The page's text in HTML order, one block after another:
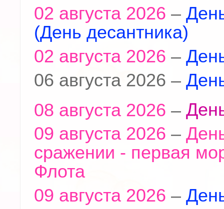
02 августа 2026 –
(День десантника)
02 августа 2026 –
06 августа 2026 –
08 августа 2026 –
09 августа 2026 –
сражении - первая
Флота
09 августа 2026 –